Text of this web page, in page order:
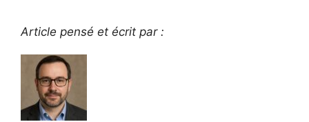
Article pensé et écrit par :